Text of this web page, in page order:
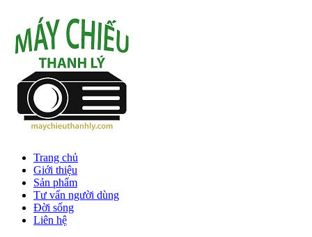
Trang chủ
Giới thiệu
Sản phẩm
Tư vấn người dùng
Đời sống
Liên hệ